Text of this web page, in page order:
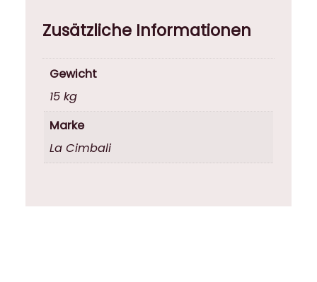
Zusätzliche Informationen
Gewicht
15 kg
Marke
La Cimbali